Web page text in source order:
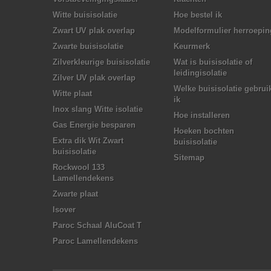
Witte buisisolatie
Zwart UV plak overlap
Zwarte buisisolatie
Zilverkleurige buisisolatie
Zilver UV plak overlap
Witte plaat
Inox slang Witte isolatie
Gas Energie besparen
Extra dik Wit Zwart
buisisolatie
Rockwool 133
Lamellendekens
Zwarte plaat
Isover
Paroc Schaal AluCoat T
Paroc Lamellendekens
Hoe bestel ik
Modelformulier
Keurmerk
Wat is buisisolatie of
leidingisolatie
Welke buisisolatie
ik
Hoe installeren
Hoeken bochten
buisisolatie
Sitemap